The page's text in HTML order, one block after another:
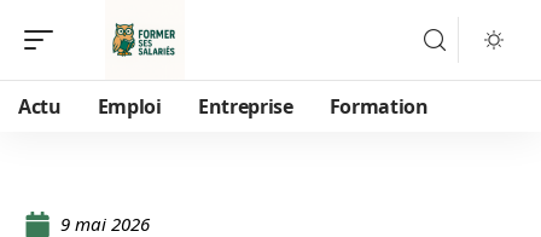
Actu Emploi Entreprise Formation
9 mai 2026